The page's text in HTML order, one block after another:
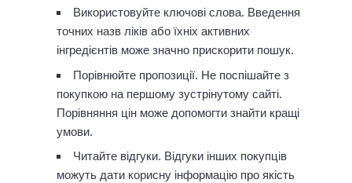
Використовуйте ключові слова. Введення
точних назв ліків або їхніх активних
інгредієнтів може значно прискорити пошук.
Порівнюйте пропозиції. Не поспішайте з
покупкою на першому зустрінутому сайті.
Порівняння цін може допомогти знайти кращі
умови.
Читайте відгуки. Відгуки інших покупців
можуть дати корисну інформацію про якість